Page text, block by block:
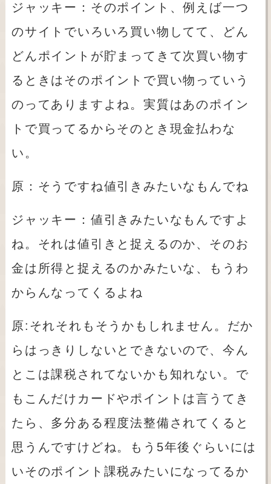
ジャッキー：そのポイント、例えば一つ
のサイトでいろいろ買い物してて、どん
どんポイントが貯まってきて次買い物す
るときはそのポイントで買い物っていう
のってありますよね。実質はあのポイン
トで買ってるからそのとき現金払わな
い。
原：そうですね値引きみたいなもんでね
ジャッキー：値引きみたいなもんですよ
ね。それは値引きと捉えるのか、そのお
金は所得と捉えるのかみたいな、もうわ
からんなってくるよね
原: それそれもそうかもしれません。だか
らはっきりしないとできないので、今ん
とこは課税されてないかも知れない。で
もこんだけカードやポイントは言うてき
たら、多分ある程度法整備されてくると
思うんですけどね。もう 5年後ぐらいには
いそのポイント課税みたいになってるか